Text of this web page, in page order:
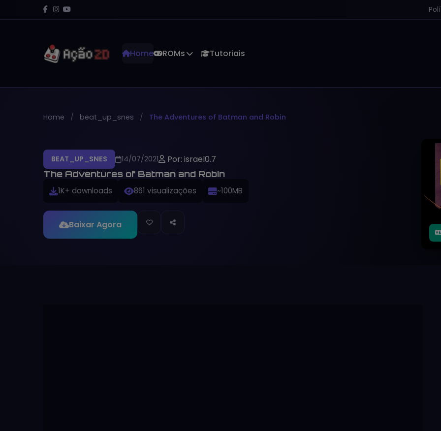
Home ROMs Tutoriais
Home beat_up_snes The Adventures of Batman and Robin
BEAT_UP_SNES 14/07/2021 Por: israel0.7
The Adventures of Batman and Robin
1K+ downloads 861 visualizações ~100MB
Baixar Agora